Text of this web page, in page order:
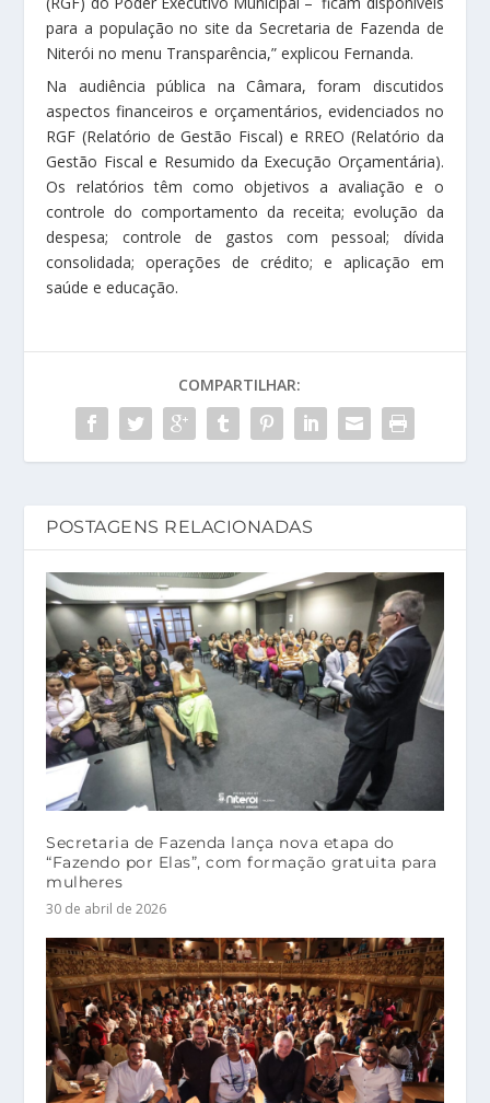
para a população no site da Secretaria de Fazenda de
Niterói no menu Transparência,” explicou Fernanda.
Na audiência pública na Câmara, foram discutidos
aspectos financeiros e orçamentários, evidenciados no
RGF (Relatório de Gestão Fiscal) e RREO (Relatório da
Gestão Fiscal e Resumido da Execução Orçamentária).
Os relatórios têm como objetivos a avaliação e o
controle do comportamento da receita; evolução da
despesa; controle de gastos com pessoal; dívida
consolidada; operações de crédito; e aplicação em
saúde e educação.
COMPARTILHAR:
POSTAGENS RELACIONADAS
Secretaria de Fazenda lança nova etapa do
“Fazendo por Elas”, com formação gratuita para
mulheres
30 de abril de 2026